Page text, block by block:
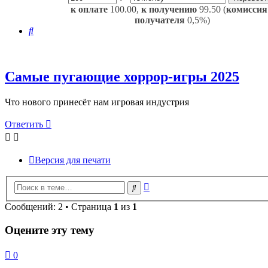
к оплате 100.00, к получению 99.50 (
получателя 0,5%)
Поиск
Самые пугающие хоррор-игры 2025
Что нового принесёт нам игровая индустрия
Ответить
Версия для печати
Поиск
Сообщений: 2 • Страница 1 из 1
Оцените эту тему
0